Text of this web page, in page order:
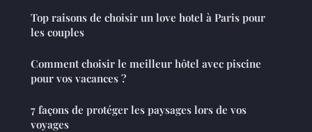
Top raisons de choisir un love hotel à Paris pour
les couples
Comment choisir le meilleur hôtel avec piscine
pour vos vacances ?
7 façons de protéger les paysages lors de vos
voyages